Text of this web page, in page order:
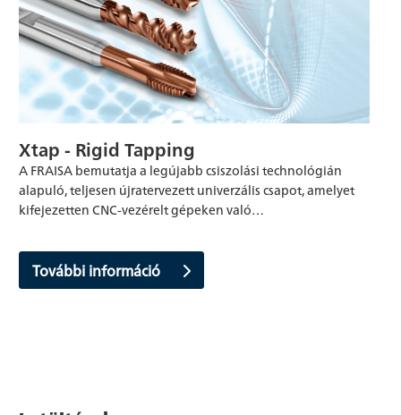
Xtap - Rigid Tapping
A FRAISA bemutatja a legújabb csiszolási technológián
alapuló, teljesen újratervezett univerzális csapot, amelyet
kifejezetten CNC-vezérelt gépeken való…
További információ